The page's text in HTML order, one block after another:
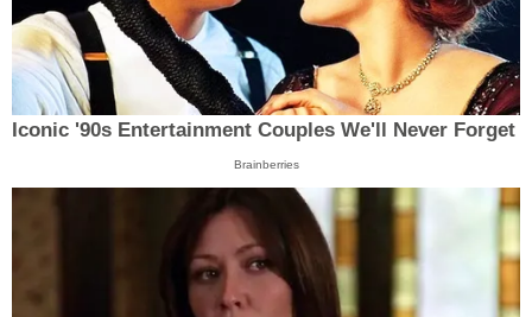
Iconic '90s Entertainment Couples We'll Never Forget
Brainberries